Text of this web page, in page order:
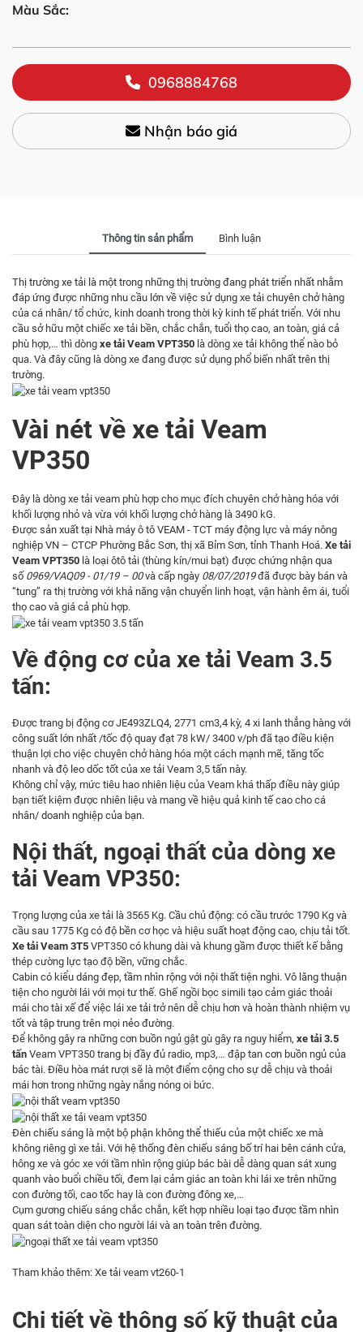
Màu Sắc:
0968884768
Nhận báo giá
Thông tin sản phẩm Bình luận
Thị trường xe tải là một trong những thị trường đang phát triển nhất nhằm
đáp ứng được những nhu cầu lớn về việc sử dụng xe tải chuyên chở hàng
của cá nhân/ tổ chức, kinh doanh trong thời kỳ kinh tế phát triển. Với nhu
cầu sở hữu một chiếc xe tải bền, chắc chắn, tuổi thọ cao, an toàn, giá cả
phù hợp,… thì dòng xe tải Veam VPT350 là dòng xe tải không thể nào bỏ
qua. Và đây cũng là dòng xe đang được sử dụng phổ biến nhất trên thị
trường.
Vài nét về xe tải Veam
VP350
Đây là dòng xe tải veam phù hợp cho mục đích chuyên chở hàng hóa với
khối lượng nhỏ và vừa với khối lượng chở hàng là 3490 kG.
Được sản xuất tại Nhà máy ô tô VEAM - TCT máy động lực và máy nông
nghiệp VN – CTCP Phường Bắc Sơn, thị xã Bỉm Sơn, tỉnh Thanh Hoá. Xe tải
Veam VPT350 là loại ôtô tải (thùng kín/mui bạt) được chứng nhận qua
số 0969/VAQ09 - 01/19 – 00và cấp ngày 08/07/2019đã được bày bán và
“tung” ra thị trường với khả năng vận chuyển linh hoạt, vận hành êm ái, tuổi
thọ cao và giá cả phù hợp.
Về động cơ của xe tải Veam 3.5
tấn:
Được trang bị động cơ JE493ZLQ4, 2771 cm3,4 kỳ, 4 xi lanh thẳng hàng với
công suất lớn nhất /tốc độ quay đạt 78 kW/ 3400 v/ph đã tạo điều kiện
thuận lợi cho việc chuyên chở hàng hóa một cách mạnh mẽ, tăng tốc
nhanh và độ leo dốc tốt của xe tải Veam 3,5 tấn này.
Không chỉ vậy, mức tiêu hao nhiên liệu của Veam khá thấp điều này giúp
bạn tiết kiệm được nhiên liệu và mang về hiệu quả kinh tế cao cho cá
nhân/ doanh nghiệp của bạn.
Nội thất, ngoại thất của dòng xe
tải Veam VP350:
Trọng lượng của xe tải là 3565 Kg. Cầu chủ động: có cầu trước 1790 Kg và
cầu sau 1775 Kg có độ bền cơ học và hiệu suất hoạt động cao, chịu tải tốt.
Xe tải Veam 3T5 VPT350 có khung dài và khung gầm được thiết kế bằng
thép cường lực tạo độ bền, vững chắc.
Cabin có kiểu dáng đẹp, tầm nhìn rộng với nội thất tiện nghi. Vô lăng thuận
tiện cho người lái với mọi tư thế. Ghế ngồi bọc simili tạo cảm giác thoải
mái cho tài xế để việc lái xe tải trở nên dễ chịu hơn và hoàn thành nhiệm vụ
tốt và tập trung trên mọi nẻo đường.
Để không gây ra những cơn buồn ngủ gật gù gây ra nguy hiểm, xe tải 3.5
tấn Veam VPT350 trang bị đầy đủ radio, mp3,… đập tan cơn buồn ngủ của
bác tài. Điều hòa mát rượi sẽ là một điểm cộng cho sự dễ chịu và thoải
mái hơn trong những ngày nắng nóng oi bức.
Đèn chiếu sáng là một bộ phận không thể thiếu của một chiếc xe mà
không riêng gì xe tải. Với hệ thống đèn chiếu sáng bố trí hai bên cánh cửa,
hông xe và góc xe với tầm nhìn rộng giúp bác bài dễ dàng quan sát xung
quanh vào buổi chiều tối, đem lại cảm giác an toàn khi lái xe trên những
con đường tối, cao tốc hay là con đường đông xe,…
Cụm gương chiếu sáng chắc chắn, kết hợp nhiều loại tạo được tầm nhìn
quan sát toàn diện cho người lái và an toàn trên đường.
Tham khảo thêm: Xe tải veam vt260-1
Chi tiết về thông số kỹ thuật của